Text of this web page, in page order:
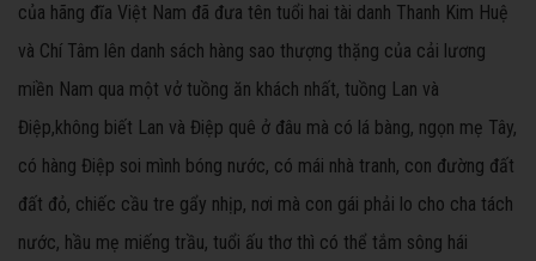
của hãng đĩa Việt Nam đã đưa tên tuổi hai tài danh Thanh Kim Huệ
và Chí Tâm lên danh sách hàng sao thượng thặng của cải lương
miền Nam qua một vở tuồng ăn khách nhất, tuồng Lan và
Điệp,không biết Lan và Điệp quê ở đâu mà có lá bàng, ngọn mẹ Tây,
có hàng Điệp soi mình bóng nước, có mái nhà tranh, con đường đất
đất đỏ, chiếc cầu tre gẩy nhịp, nơi mà con gái phải lo cho cha tách
nước, hầu mẹ miếng trầu, tuổi ấu thơ thì có thể tắm sông hái